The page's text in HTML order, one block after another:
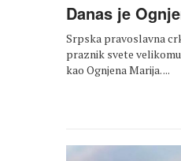
Danas je
Srpska pravoslavna
praznik svete
kao Ognjena Marija. ...